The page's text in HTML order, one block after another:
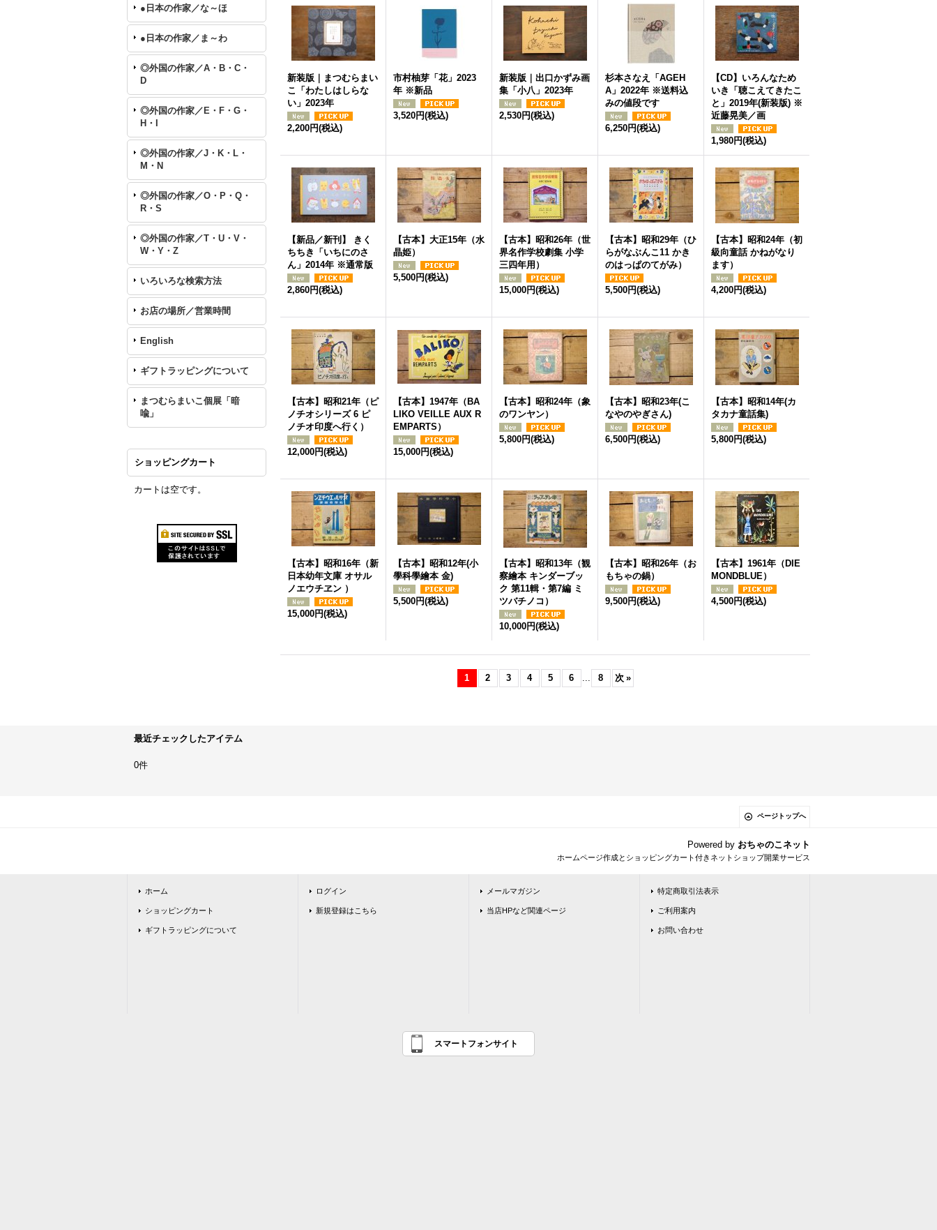
●日本の作家／な～ほ
●日本の作家／ま～わ
◎外国の作家／A・B・C・
D
◎外国の作家／E・F・G・
H・I
◎外国の作家／J・K・L・
M・N
◎外国の作家／O・P・Q・
R・S
◎外国の作家／T・U・V・
W・Y・Z
いろいろな検索方法
お店の場所／営業時間
English
ギフトラッピングについて
まつむらまいこ個展「暗
喩」
ショッピングカート
カートは空です。
新装版｜まつむらまい
こ「わたしはしらな
い」2023年
2,200円(税込)
市村柚芽「花」2023
年 ※新品
3,520円(税込)
新装版｜出口かずみ画
集「小八」2023年
2,530円(税込)
杉本さなえ「AGEH
A」2022年 ※送料込
みの値段です
6,250円(税込)
【CD】いろんなため
いき「聴こえてきたこ
と」2019年(新装版) ※
近藤晃美／画
1,980円(税込)
【新品／新刊】 きく
ちちき「いちにのさ
ん」2014年 ※通常版
2,860円(税込)
【古本】大正15年（水
晶姫）
5,500円(税込)
【古本】昭和26年（世
界名作学校劇集 小学
三四年用）
15,000円(税込)
【古本】昭和29年（ひ
らがなぶんこ11 かき
のはっぱのてがみ）
5,500円(税込)
【古本】昭和24年（初
級向童話 かねがなり
ます）
4,200円(税込)
【古本】昭和21年（ピ
ノチオシリーズ 6 ピ
ノチオ印度へ行く）
12,000円(税込)
【古本】1947年（BA
LIKO VEILLE AUX R
EMPARTS）
15,000円(税込)
【古本】昭和24年（象
のワンヤン）
5,800円(税込)
【古本】昭和23年(こ
なやのやぎさん)
6,500円(税込)
【古本】昭和14年(カ
タカナ童話集)
5,800円(税込)
【古本】昭和16年（新
日本幼年文庫 オサル
ノエウチヱン ）
15,000円(税込)
【古本】昭和12年(小
學科學繪本 金)
5,500円(税込)
【古本】昭和13年（観
察繪本 キンダーブッ
ク 第11輯・第7編 ミ
ツバチノコ）
10,000円(税込)
【古本】昭和26年（お
もちゃの鍋）
9,500円(税込)
【古本】1961年（DIE
MONDBLUE）
4,500円(税込)
1 2 3 4 5 6 ... 8 次 »
最近チェックしたアイテム
0件
ページトップへ
Powered by おちゃのこネット
ホームページ作成とショッピングカート付きネットショップ開業サービス
ホーム
ショッピングカート
ギフトラッピングについて
ログイン
新規登録はこちら
メールマガジン
当店HPなど関連ページ
特定商取引法表示
ご利用案内
お問い合わせ
スマートフォンサイト